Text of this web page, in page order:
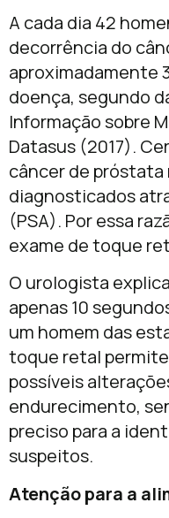
A cada dia 42
decorrência do
aproximadamente
doença, segundo
Informação sobre
Datasus (2017).
câncer de
diagnosticados
(PSA). Por essa
exame de toque
O urologista
apenas 10
um homem das
toque retal
possíveis
endurecimento,
preciso para a
suspeitos.
Atenção para a